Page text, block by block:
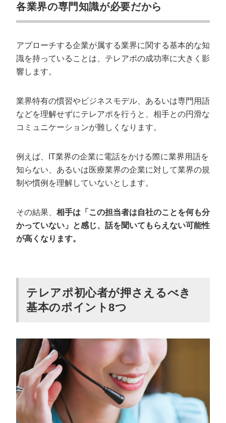
各業界の専門知識が必要だから
アプローチする企業が属する業界に関する基本的な知
識を持っていることは、テレアポの成功率に大きく影
響します。
業界特有の慣習やビジネスモデル、あるいは専門用語
などを理解せずにテレアポを行うと、相手との円滑な
コミュニケーションが難しくなります。
例えば、IT業界の企業に電話をかける際に業界用語を
知らない、あるいは医療業界の企業に対して業界の規
制や慣例を理解していないとします。
その結果、 相手は「この担当者は自社のことを何も分
かっていない」と感じ、話を聞いてもらえない可能性
が高くなります。
テレアポ初心者が押さえるべき
基本のポイント8つ